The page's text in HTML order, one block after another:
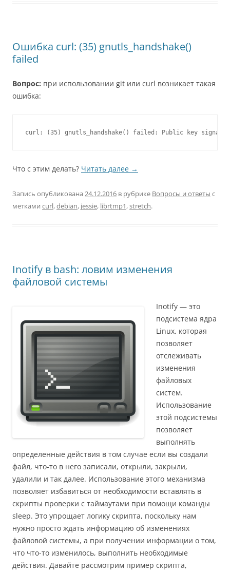
Ошибка curl: (35) gnutls_handshake()
failed
Вопрос: при использовании git или curl возникает такая
ошибка:
curl: (35) gnutls_handshake() failed: Public key
Что с этим делать? Читать далее →
Запись опубликована 24.12.2016 в рубрике Вопросы и ответы с
метками curl,debian, jessie, librtmp1,stretch.
Inotify в bash: ловим изменения
файловой системы
Inotify — это
подсистема ядра
Linux, которая
позволяет
отслеживать
изменения
файловых
систем.
Использование
этой подсистемы
позволяет
выполнять
определенные действия в том случае если вы создали
файл, что-то в него записали, открыли, закрыли,
удалили и так далее. Использование этого механизма
позволяет избавиться от необходимости вставлять в
скрипты проверки с таймаутами при помощи команды
sleep. Это упрощает логику скрипта, поскольку нам
нужно просто ждать информацию об изменениях
файловой системы, а при получении информации о том,
что что-то изменилось, выполнить необходимые
действия. Давайте рассмотрим пример скрипта,